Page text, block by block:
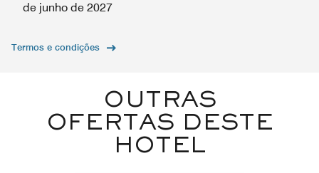
de junho de 2027
Termos e condições
OUTRAS
OFERTAS DESTE
HOTEL